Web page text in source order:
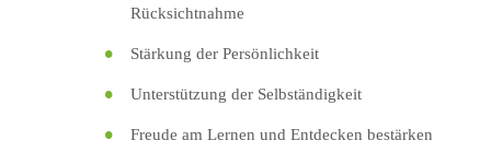
Rücksichtnahme
Stärkung der Persönlichkeit
Unterstützung der Selbständigkeit
Freude am Lernen und Entdecken bestärken